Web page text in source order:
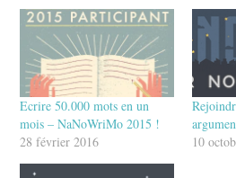
Ecrire 50.000 mots en un
mois – NaNoWriMo 2015 !
28 février 2016
10